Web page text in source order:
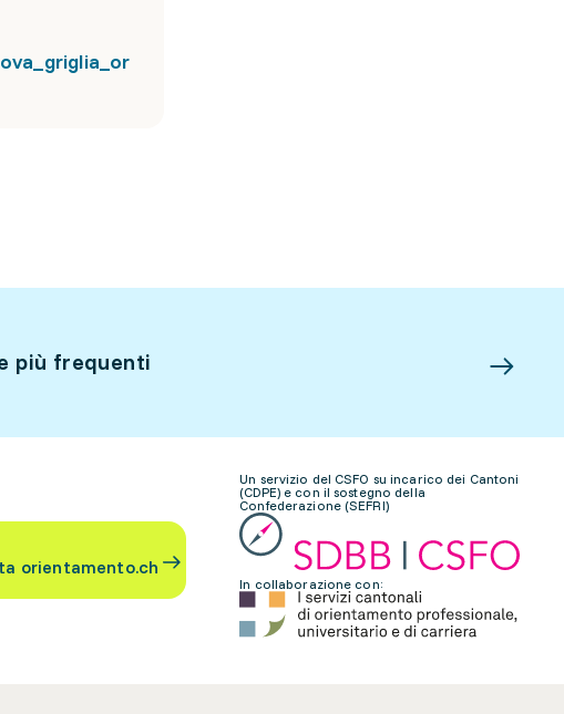
più frequenti
orientamento.ch
Un servizio del CSFO su incarico dei Cantoni
(CDPE) e con il sostegno della
Confederazione (SEFRI)
In collaborazione con: